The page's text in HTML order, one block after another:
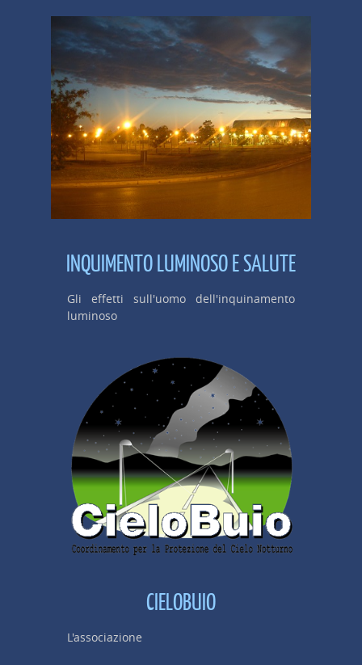
INQUIMENTO LUMINOSO E SALUTE
Gli effetti sull'uomo dell'inquinamento
luminoso
CIELOBUIO
L'associazione